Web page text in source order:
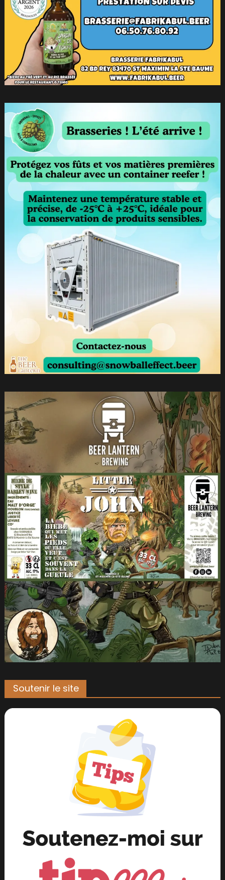
Soutenir le site